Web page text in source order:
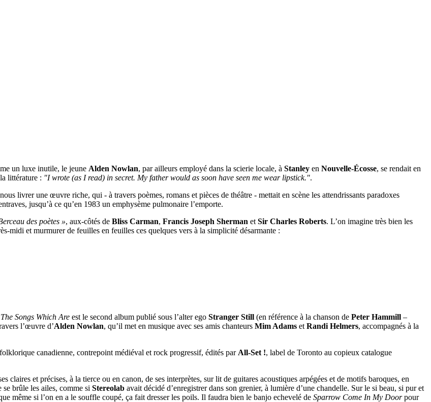
un luxe inutile, le jeune Alden Nowlan, par ailleurs employé dans la scierie locale, à Stanley en Nouvelle-Écosse, se rendait en
littérature : "I wrote (as I read) in secret. My father would as soon have seen me wear lipstick.".
livrer une œuvre riche, qui - à travers poèmes, romans et pièces de théâtre - mettait en scène les attendrissants paradoxes
jusqu’à ce qu’en 1983 un emphysème pulmonaire l’emporte.
des poètes », aux-côtés de Bliss Carman, Francis Joseph Sherman et Sir Charles Roberts. L’on imagine très bien les
midi et murmurer de feuilles en feuilles ces quelques vers à la simplicité désarmante :
The Songs Which Are est le second album publié sous l’alter ego Stranger Still (en référence à la chanson de Peter Hammill –
l’œuvre d’Alden Nowlan, qu’il met en musique avec ses amis chanteurs Mim Adams et Randi Helmers, accompagnés à la
canadienne, contrepoint médiéval et rock progressif, édités par All-Set !, label de Toronto au copieux catalogue
claires et précises, à la tierce ou en canon, de ses interprètes, sur lit de guitares acoustiques arpégées et de motifs baroques, en
se brûle les ailes, comme si Stereolab avait décidé d’enregistrer dans son grenier, à lumière d’une chandelle. Sur le si beau, si pur et
même si l’on en a le souffle coupé, ça fait dresser les poils. Il faudra bien le banjo echevelé de Sparrow Come In My Doorpour